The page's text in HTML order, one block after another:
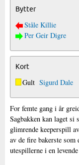
Bytter
Ståle Killie
Per Geir Digre
Kort
Gult Sigurd Dale
For femte gang i år
Sagbakken kan laget si
glimrende keeperspill
av de fire bakerste som
utespillerne i en